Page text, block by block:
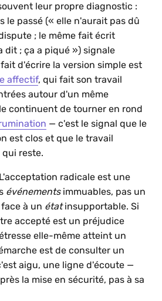
leur propre diagnostic :
le passé (« elle n'aurait pas dû
; le même fait écrit
dit ; ça a piqué ») signale
d'écrire la version simple est
affectif, qui fait son travail
autour d'un même
continuent de tourner en rond
— c'est le signal que le
est clos et que le travail
reste.
radicale est une
événementsimmuables, pas un
à un étatinsupportable. Si
accepté est un préjudice
elle-même atteint un
est de consulter un
aigu, une ligne d'écoute —
la mise en sécurité, pas à sa